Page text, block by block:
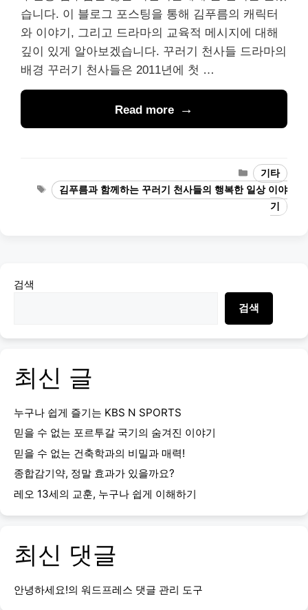
습니다. 이 블로그 포스팅을 통해 김푸름의 캐릭터
와 이야기, 그리고 드라마의 교육적 메시지에 대해
깊이 있게 알아보겠습니다. 꾸러기 천사들 드라마의
배경 꾸러기 천사들은 2011년에 첫 …
Read more
Categories
기타
Tags김푸름과 함께하는 꾸러기 천사들의 행복한 일상 이야
기
검색
검색
최신 글
누구나 쉽게 즐기는 KBS N SPORTS
믿을 수 없는 포르투갈 국기의 숨겨진 이야기
믿을 수 없는 건축학과의 비밀과 매력!
종합감기약, 정말 효과가 있을까요?
레오 13세의 교훈, 누구나 쉽게 이해하기
최신 댓글
안녕하세요!의 워드프레스 댓글 관리 도구